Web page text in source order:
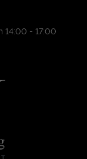
14:00 - 17:00